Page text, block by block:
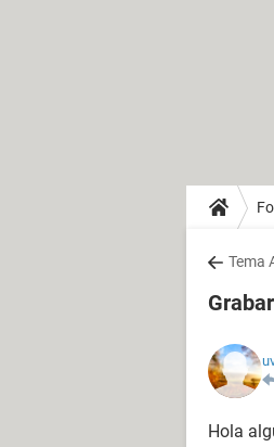
Tema
Hola